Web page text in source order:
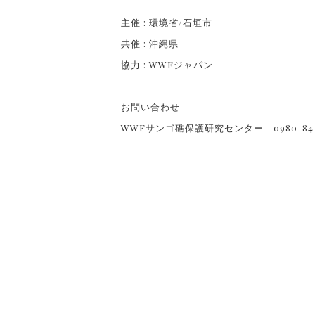
主催 : 環境省/石垣市
共催 : 沖縄県
協力 : WWFジャパン
お問い合わせ
WWFサンゴ礁保護研究センター 0980-